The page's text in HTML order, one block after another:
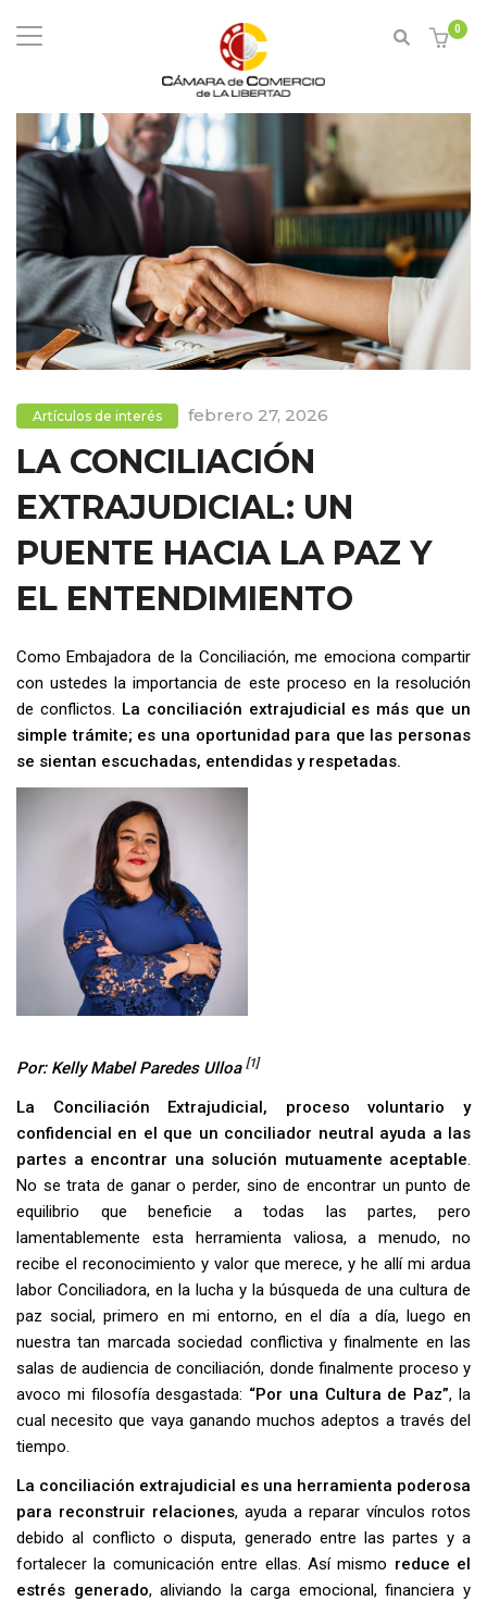
0
Artículos de interés febrero 27, 2026
LA CONCILIACIÓN
EXTRAJUDICIAL: UN
PUENTE HACIA LA PAZ Y
EL ENTENDIMIENTO
Como Embajadora de la Conciliación, me emociona compartir
con ustedes la importancia de este proceso en la resolución
de conflictos. La conciliación extrajudicial es más que un
simple trámite; es una oportunidad para que las personas
se sientan escuchadas, entendidas y respetadas.
Por: Kelly Mabel Paredes Ulloa [1]
La Conciliación Extrajudicial, proceso voluntario y
confidencial en el que un conciliador neutral ayuda a las
partes a encontrar una solución mutuamente aceptable.
No se trata de ganar o perder, sino de encontrar un punto de
equilibrio que beneficie a todas las partes, pero
lamentablemente esta herramienta valiosa, a menudo, no
recibe el reconocimiento y valor que merece, y he allí mi ardua
labor Conciliadora, en la lucha y la búsqueda de una cultura de
paz social, primero en mi entorno, en el día a día, luego en
nuestra tan marcada sociedad conflictiva y finalmente en las
salas de audiencia de conciliación, donde finalmente proceso y
avoco mi filosofía desgastada: “Por una Cultura de Paz”, la
cual necesito que vaya ganando muchos adeptos a través del
tiempo.
La conciliación extrajudicial es una herramienta poderosa
para reconstruir relaciones, ayuda a reparar vínculos rotos
debido al conflicto o disputa, generado entre las partes y a
fortalecer la comunicación entre ellas. Así mismo reduce el
estrés generado, aliviando la carga emocional, financiera y